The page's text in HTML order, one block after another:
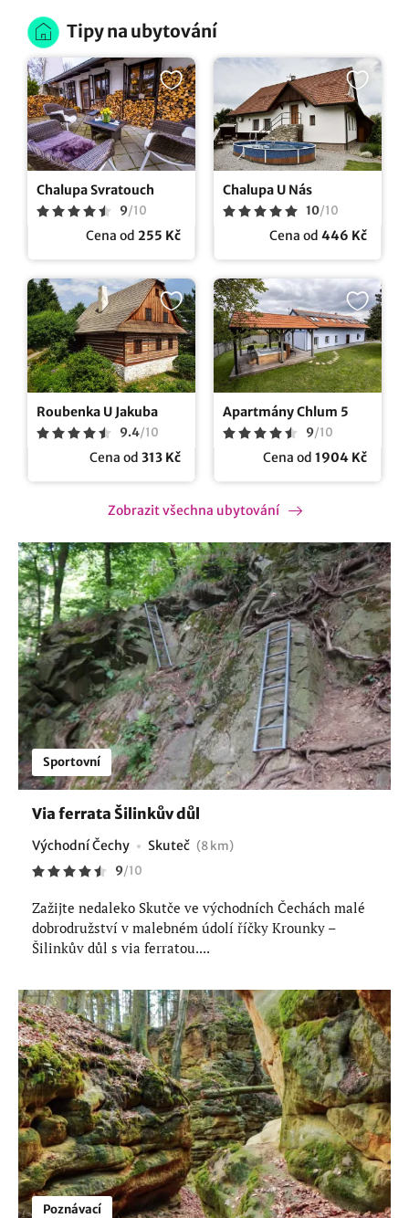
Tipy na ubytování
Chalupa Svratouch
9/10
Cena od 255 Kč
Chalupa U Nás
10/10
Cena od 446 Kč
Roubenka U Jakuba
9.4/10
Cena od 313 Kč
Apartmány Chlum 5
9/10
Cena od 1904 Kč
Zobrazit všechna ubytování
Sportovní
Via ferrata Šilinkův důl
Východní Čechy Skuteč (8 km)
9/10
Zažijte nedaleko Skutče ve východních Čechách malé
dobrodružství v malebném údolí říčky Krounky –
Šilinkův důl s via ferratou....
Poznávací